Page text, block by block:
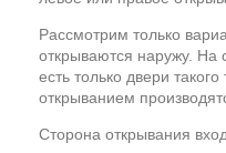
Рассмотрим только
открываются наружу. На
есть только двери
открыванием
Сторона открывания